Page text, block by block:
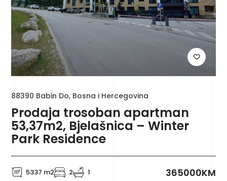
88390 Babin Do, Bosna i Hercegovina
Prodaja trosoban apartman
53,37m2, Bjelašnica – Winter
Park Residence
5337 m2 2 1 365000KM